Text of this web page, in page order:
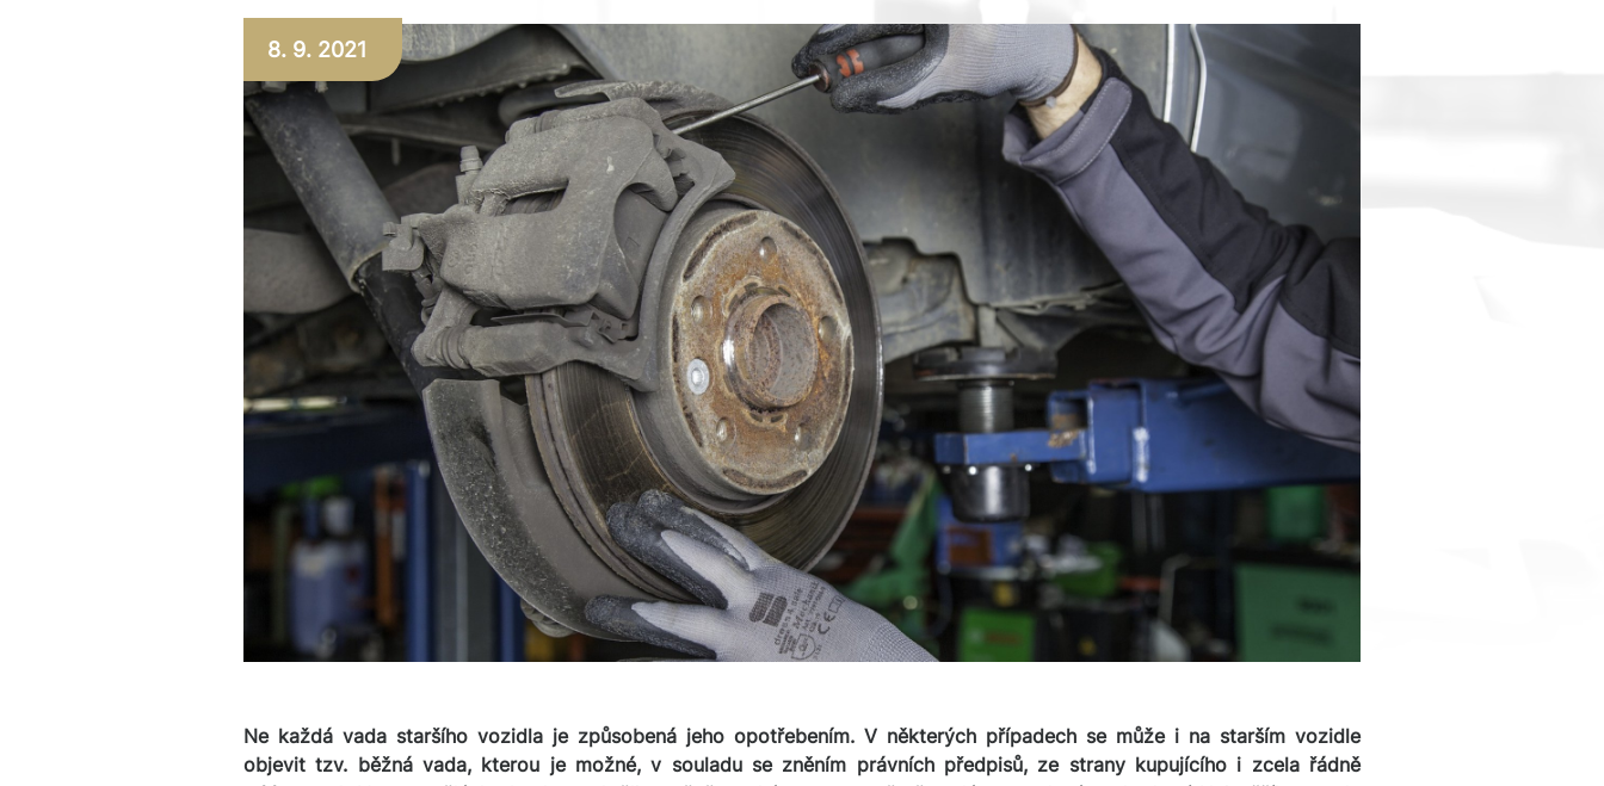
8. 9. 2021
Ne každá vada staršího vozidla je způsobená jeho opotřebením. V některých případech se může i na starším vozidle
objevit tzv. běžná vada, kterou je možné, v souladu se zněním právních předpisů, ze strany kupujícího i zcela řádně